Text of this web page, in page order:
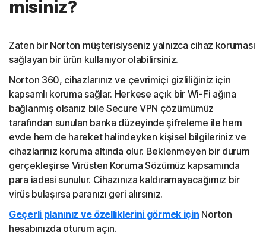
misiniz?
Zaten bir Norton müşterisiyseniz yalnızca cihaz koruması
sağlayan bir ürün kullanıyor olabilirsiniz.
Norton 360, cihazlarınız ve çevrimiçi gizliliğiniz için
kapsamlı koruma sağlar. Herkese açık bir Wi-Fi ağına
bağlanmış olsanız bile Secure VPN çözümümüz
tarafından sunulan banka düzeyinde şifreleme ile hem
evde hem de hareket halindeyken kişisel bilgileriniz ve
cihazlarınız koruma altında olur. Beklenmeyen bir durum
gerçekleşirse Virüsten Koruma Sözümüz kapsamında
para iadesi sunulur. Cihazınıza kaldıramayacağımız bir
virüs bulaşırsa paranızı geri alırsınız.
Geçerli planınız ve özelliklerini görmek için Norton
hesabınızda oturum açın.